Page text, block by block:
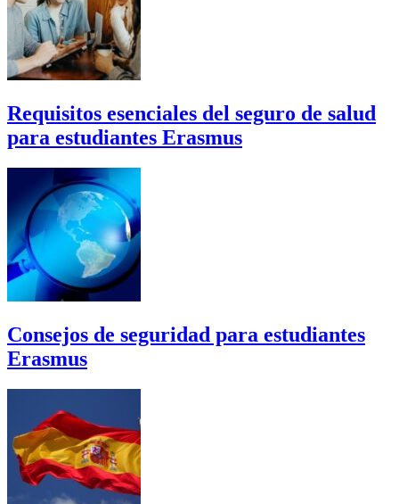
Requisitos esenciales del seguro de salud
para estudiantes Erasmus
Consejos de seguridad para estudiantes
Erasmus